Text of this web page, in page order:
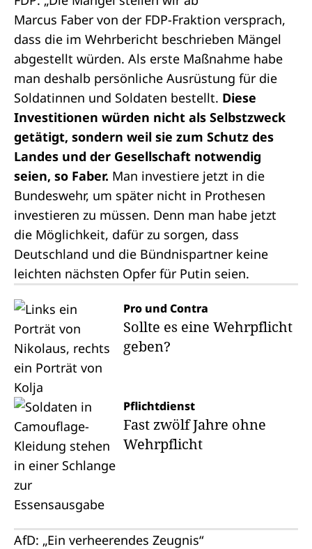
Marcus Faber von der FDP-Fraktion versprach,
dass die im Wehrbericht beschrieben Mängel
abgestellt würden. Als erste Maßnahme habe
man deshalb persönliche Ausrüstung für die
Soldatinnen und Soldaten bestellt. Diese
Investitionen würden nicht als Selbstzweck
getätigt, sondern weil sie zum Schutz des
Landes und der Gesellschaft notwendig
seien, so Faber. Man investiere jetzt in die
Bundeswehr, um später nicht in Prothesen
investieren zu müssen. Denn man habe jetzt
die Möglichkeit, dafür zu sorgen, dass
Deutschland und die Bündnispartner keine
leichten nächsten Opfer für Putin seien.
Pro und Contra
Sollte es eine Wehrpflicht
geben?
Pflichtdienst
Fast zwölf Jahre ohne
Wehrpflicht
AfD: „Ein verheerendes Zeugnis“